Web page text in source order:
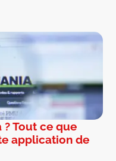
? Tout ce que
application de